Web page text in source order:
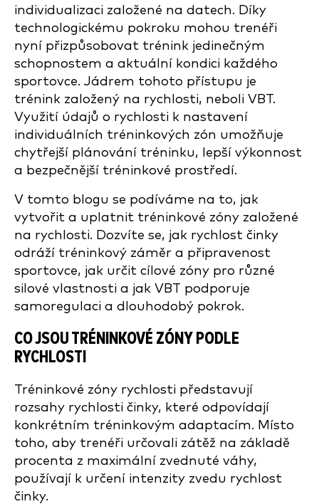
individualizaci založené na datech. Díky
technologickému pokroku mohou trenéři
nyní přizpůsobovat trénink jedinečným
schopnostem a aktuální kondici každého
sportovce. Jádrem tohoto přístupu je
trénink založený na rychlosti, neboli VBT.
Využití údajů o rychlosti k nastavení
individuálních tréninkových zón umožňuje
chytřejší plánování tréninku, lepší výkonnost
a bezpečnější tréninkové prostředí.
V tomto blogu se podíváme na to, jak
vytvořit a uplatnit tréninkové zóny založené
na rychlosti. Dozvíte se, jak rychlost činky
odráží tréninkový záměr a připravenost
sportovce, jak určit cílové zóny pro různé
silové vlastnosti a jak VBT podporuje
samoregulaci a dlouhodobý pokrok.
CO JSOU TRÉNINKOVÉ ZÓNY PODLE
RYCHLOSTI
Tréninkové zóny rychlosti představují
rozsahy rychlosti činky, které odpovídají
konkrétním tréninkovým adaptacím. Místo
toho, aby trenéři určovali zátěž na základě
procenta z maximální zvednuté váhy,
používají k určení intenzity zvedu rychlost
činky.